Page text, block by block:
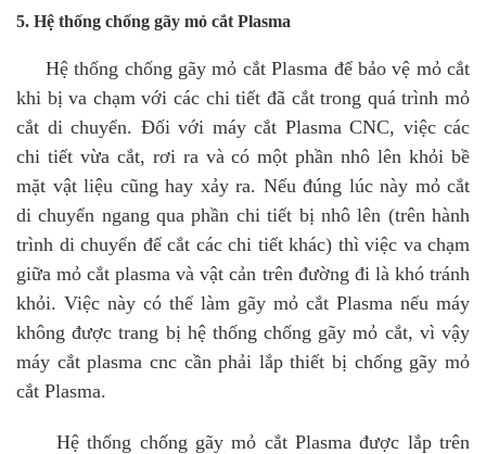
5. Hệ thống chống gãy mỏ cắt Plasma
Hệ thống chống gãy mỏ cắt Plasma để bảo vệ mỏ cắt
khi bị va chạm với các chi tiết đã cắt trong quá trình mỏ
cắt di chuyển. Đối với máy cắt Plasma CNC, việc các
chi tiết vừa cắt, rơi ra và có một phần nhô lên khỏi bề
mặt vật liệu cũng hay xảy ra. Nếu đúng lúc này mỏ cắt
di chuyển ngang qua phần chi tiết bị nhô lên (trên hành
trình di chuyển để cắt các chi tiết khác) thì việc va chạm
giữa mỏ cắt plasma và vật cản trên đường đi là khó tránh
khỏi. Việc này có thể làm gãy mỏ cắt Plasma nếu máy
không được trang bị hệ thống chống gãy mỏ cắt, vì vậy
máy cắt plasma cnc cần phải lắp thiết bị chống gãy mỏ
cắt Plasma.
Hệ thống chống gãy mỏ cắt Plasma được lắp trên